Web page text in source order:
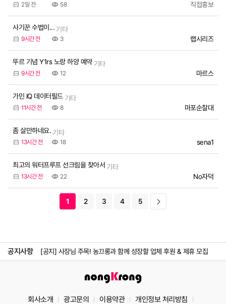
직접홍보
2일 전 58
사기꾼 수법이... 기타
랩시리즈
9시간 전 3
뚜르 기념 Y1rs 노랑 하양 예약 기타
마르스
9시간 전 12
가민 IQ 데이터필드 기타
마포순찰대
11시간 전 8
좀 살만하네요. 기타
sena1
13시간 전 18
최고의 워터프루프 선크림을 찾아서 기타
No자덕
13시간 전 22
1 2 3 4 5
공지사항 [공지] 사장님 주목! 농끄롱과 함께 성장할 업체 후원 & 제휴 모집
회사소개 광고문의 이용약관 개인정보 처리방침